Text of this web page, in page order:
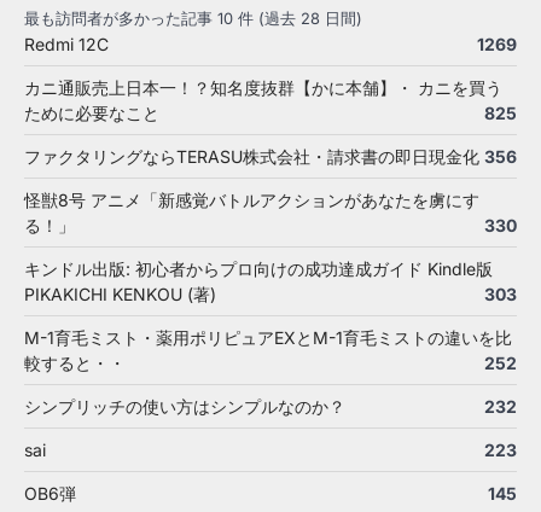
最も訪問者が多かった記事 10 件 (過去 28 日間)
Redmi 12C 1269
カニ通販売上日本一！？知名度抜群【かに本舗】・ カニを買う
ために必要なこと
825
ファクタリングならTERASU株式会社・請求書の即日現金化 356
怪獣8号 アニメ「新感覚バトルアクションがあなたを虜にす
る！」
330
キンドル出版: 初心者からプロ向けの成功達成ガイド Kindle版
PIKAKICHI KENKOU (著)
303
M-1育毛ミスト・薬用ポリピュアEXとM-1育毛ミストの違いを比
較すると・・
252
シンプリッチの使い方はシンプルなのか？ 232
sai 223
OB6弾 145